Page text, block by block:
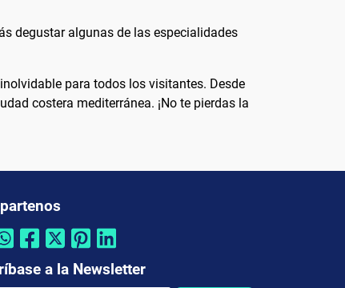
degustar algunas de las especialidades
para todos los visitantes. Desde
costera mediterránea. ¡No te pierdas la
a la Newsletter